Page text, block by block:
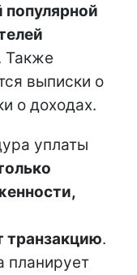
популярной
Также
выписки о
о доходах.
уплаты
транзакцию.
планирует